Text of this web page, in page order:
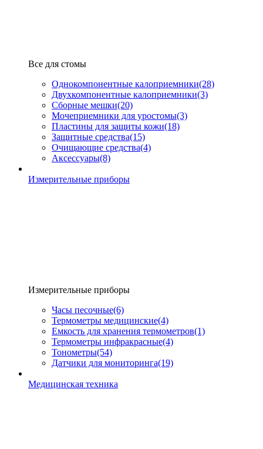
Все для стомы
Однокомпонентные калоприемники(28)
Двухкомпонентные калоприемники(3)
Сборные мешки(20)
Мочеприемники для уростомы(3)
Пластины для защиты кожи(18)
Защитные средства(15)
Очищающие средства(4)
Аксессуары(8)
Измерительные приборы
Измерительные приборы
Часы песочные(6)
Термометры медицинские(4)
Емкость для хранения термометров(1)
Термометры инфракрасные(4)
Тонометры(54)
Датчики для мониторинга(19)
Медицинская техника